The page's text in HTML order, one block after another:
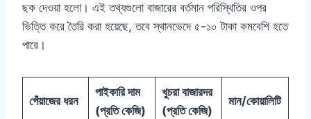
ছক দেওয়া হলো। এই তথ্যগুলো বাজারের বর্তমান পরিস্থিতির ওপর
ভিত্তি করে তৈরি করা হয়েছে, তবে স্থানভেদে ৫-১০ টাকা কমবেশি হতে
পারে।
পেঁয়াজের ধরন
পাইকারি দাম
(প্রতি কেজি)
খুচরা বাজারদর
(প্রতি কেজি)
মান/কোয়ালিটি